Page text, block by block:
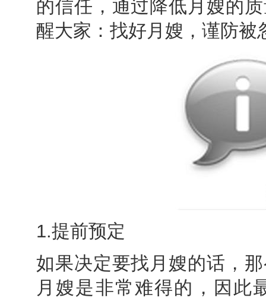
的信任，通过降低月嫂的
醒大家：找好月嫂，谨防被
1.提前预定
如果决定要找月嫂的话，
月嫂是非常难得的，因此